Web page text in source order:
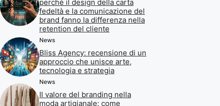
perché il design della carta
fedeltà e la comunicazione del
brand fanno la differenza nella
retention del cliente
News
Bliss Agency: recensione di un
approccio che unisce arte,
tecnologia e strategia
News
Il valore del branding nella
moda artigianale: come